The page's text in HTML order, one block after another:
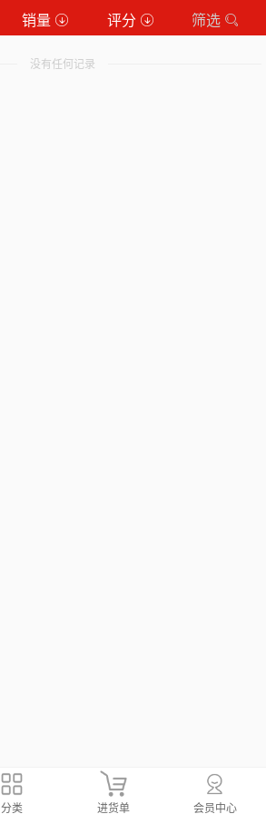
销量 评分 筛选
没有任何记录
分类 进货单 会员中心